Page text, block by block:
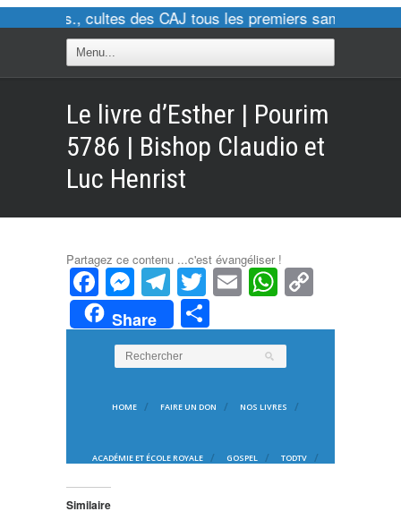
Pour infos., cultes des CAJ tous les premiers samedis
Le livre d’Esther | Pourim
5786 | Bishop Claudio et
Luc Henrist
Partagez ce contenu ...c'est évangéliser !
Facebook
Messenger
Telegram
Twitter
Email
Share
Similaire